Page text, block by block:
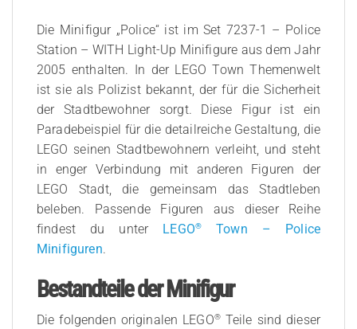
Die Minifigur „Police“ ist im Set 7237-1 – Police
Station – WITH Light-Up Minifigure aus dem Jahr
2005 enthalten. In der LEGO Town Themenwelt
ist sie als Polizist bekannt, der für die Sicherheit
der Stadtbewohner sorgt. Diese Figur ist ein
Paradebeispiel für die detailreiche Gestaltung, die
LEGO seinen Stadtbewohnern verleiht, und steht
in enger Verbindung mit anderen Figuren der
LEGO Stadt, die gemeinsam das Stadtleben
beleben. Passende Figuren aus dieser Reihe
findest du unter LEGO®
Town – Police
Minifiguren.
Bestandteile der Minifigur
Die folgenden originalen LEGO®Teile sind dieser